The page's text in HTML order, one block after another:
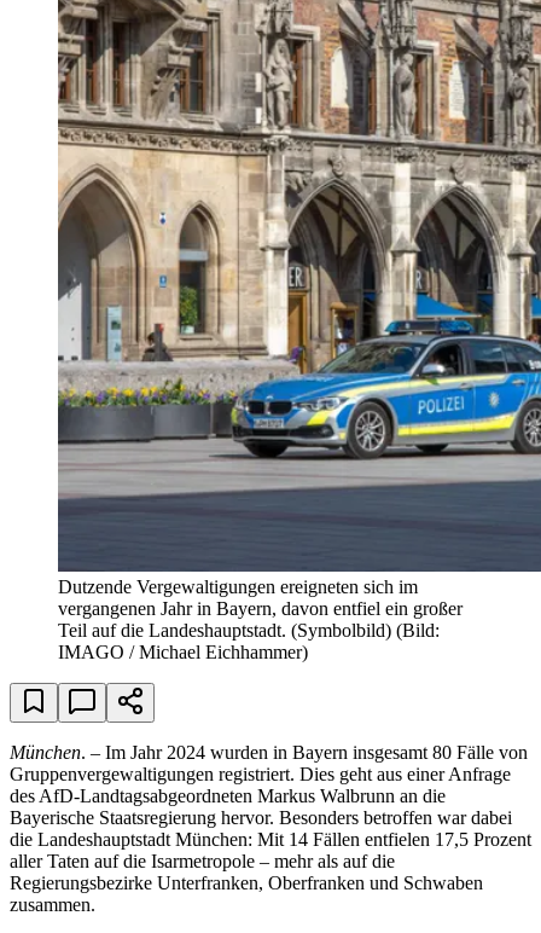
Dutzende Vergewaltigungen ereigneten sich im
vergangenen Jahr in Bayern, davon entfiel ein großer
Teil auf die Landeshauptstadt. (Symbolbild) (Bild:
IMAGO / Michael Eichhammer)
München. – Im Jahr 2024 wurden in Bayern insgesamt 80 Fälle von
Gruppenvergewaltigungen registriert. Dies geht aus einer Anfrage
des AfD-Landtagsabgeordneten Markus Walbrunn an die
Bayerische Staatsregierung hervor. Besonders betroffen war dabei
die Landeshauptstadt München: Mit 14 Fällen entfielen 17,5 Prozent
aller Taten auf die Isarmetropole – mehr als auf die
Regierungsbezirke Unterfranken, Oberfranken und Schwaben
zusammen.